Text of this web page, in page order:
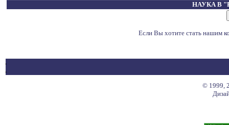
НАУКА В
Если Вы хотите стать нашим
© 1999,